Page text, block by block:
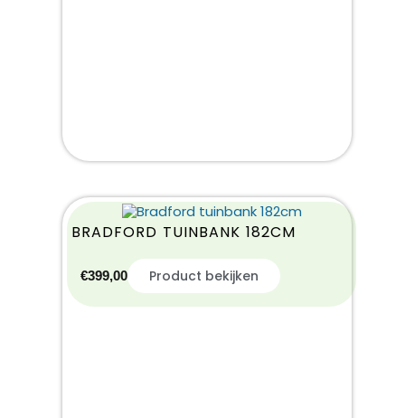
BRADFORD TUINBANK 182CM
€399,00 Product bekijken